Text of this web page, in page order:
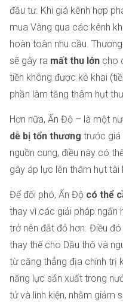
đầu tư. Khi giá kênh hợp
mua Vàng qua các kênh
hoàn toàn nhu cầu.
sẽ gây ra mất thu lớn cho
tiền không được kê khai
phần làm tăng thâm hụt
Hơn nữa, Ấn Độ – là một
dễ bị tổn thương trước giá
nguồn cung, điều này có
gây áp lực lên thâm hụt tài
Để đối phó, Ấn Độ có thể
thay vì các giải pháp ngắn
trở nên đắt đỏ hơn. Điều
thay thế cho Dầu thô và
từ căng thẳng địa chính trị
năng lực sản xuất trong
tử và linh kiện, nhằm giảm